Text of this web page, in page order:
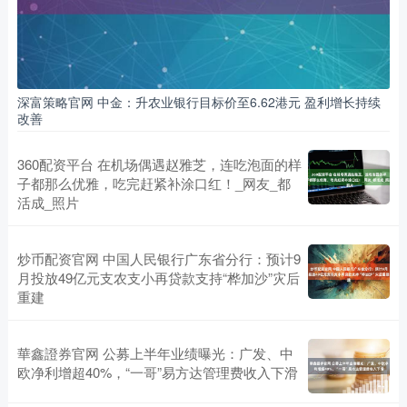
深富策略官网 中金：升农业银行目标价至6.62港元 盈利增长持续
改善
360配资平台 在机场偶遇赵雅芝，连吃泡面的样
子都那么优雅，吃完赶紧补涂口红！_网友_都
活成_照片
炒币配资官网 中国人民银行广东省分行：预计9
月投放49亿元支农支小再贷款支持“桦加沙”灾后
重建
華鑫證券官网 公募上半年业绩曝光：广发、中
欧净利增超40%，“一哥”易方达管理费收入下滑